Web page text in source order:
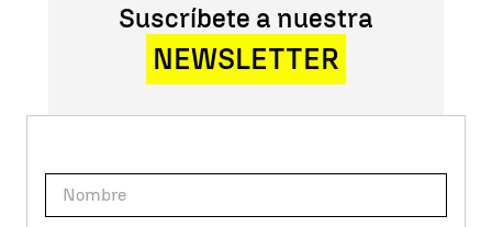
Suscríbete a nuestra
NEWSLETTER